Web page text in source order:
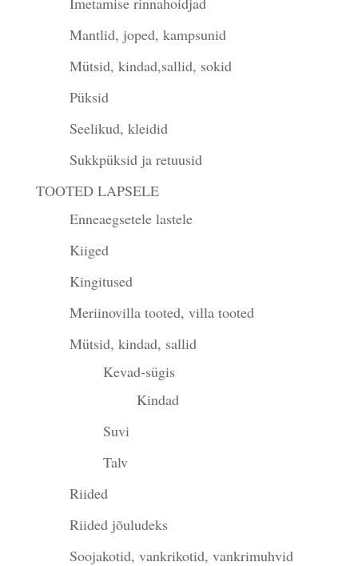
Mantlid, joped, kampsunid
Mütsid, kindad,sallid, sokid
Püksid
Seelikud, kleidid
Sukkpüksid ja retuusid
TOOTED LAPSELE
Enneaegsetele lastele
Kiiged
Kingitused
Meriinovilla tooted, villa tooted
Mütsid, kindad, sallid
Kevad-sügis
Kindad
Suvi
Talv
Riided
Riided jõuludeks
Soojakotid, vankrikotid, vankrimuhvid